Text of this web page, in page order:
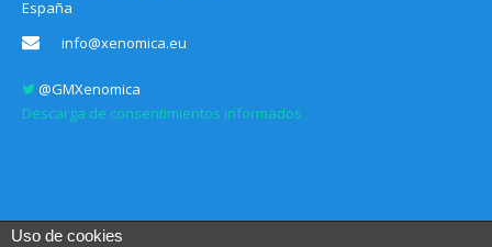
España
info@xenomica.eu
@GMXenomica
Descarga de consentimientos informados
Uso de cookies